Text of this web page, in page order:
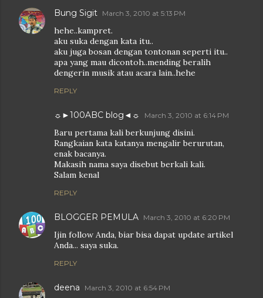
Bung Sigit March 3, 2010 at 5:13 PM
hehe..kampret.
aku suka dengan kata itu..
aku juga bosan dengan tontonan seperti itu..
apa yang mau dicontoh..mending beralih
dengerin musik atau acara lain..hehe
REPLY
☼►100ABC blog◄☼ March 3, 2010 at 6:14 PM
Baru pertama kali berkunjung disini.
Rangkaian kata katanya mengalir berurutan,
enak bacanya.
Makasih nama saya disebut berkali kali.
Salam kenal
REPLY
BLOGGER PEMULA March 3, 2010 at 6:20 PM
Ijin follow Anda, biar bisa dapat update artikel
Anda... saya suka.
REPLY
deena March 3, 2010 at 6:54 PM